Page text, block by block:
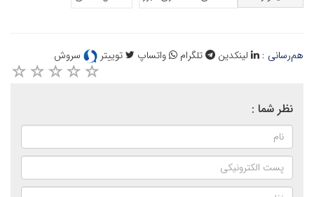
هم‌رسانی : لینکدین تلگرام واتساپ توییتر سروش
نظر شما :